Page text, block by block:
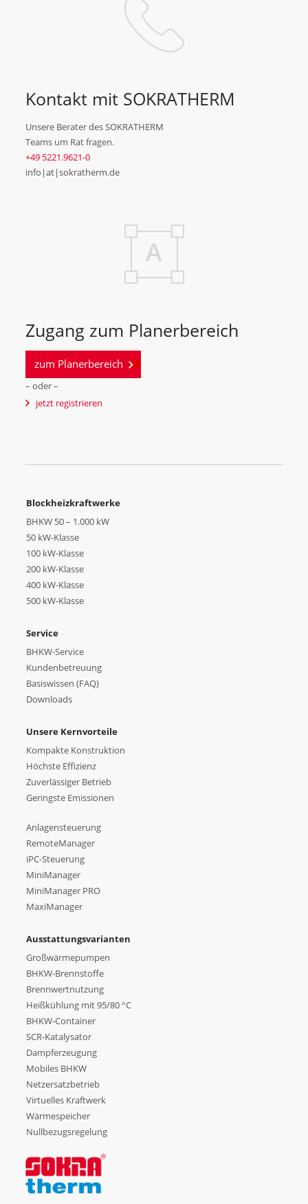
Kontakt mit SOKRATHERM
Unsere Berater des SOKRATHERM
Teams um Rat fragen.
+49 5221.9621-0
info|at|sokratherm.de
Zugang zum Planerbereich
zum Planerbereich
– oder –
jetzt registrieren
Blockheizkraftwerke
BHKW 50 – 1.000 kW
50 kW-Klasse
100 kW-Klasse
200 kW-Klasse
400 kW-Klasse
500 kW-Klasse
Service
BHKW-Service
Kundenbetreuung
Basiswissen (FAQ)
Downloads
Unsere Kernvorteile
Kompakte Konstruktion
Höchste Effizienz
Zuverlässiger Betrieb
Geringste Emissionen
Anlagensteuerung
RemoteManager
iPC-Steuerung
MiniManager
MiniManager PRO
MaxiManager
Ausstattungsvarianten
Großwärmepumpen
BHKW-Brennstoffe
Brennwertnutzung
Heißkühlung mit 95/80 °C
BHKW-Container
SCR-Katalysator
Dampferzeugung
Mobiles BHKW
Netzersatzbetrieb
Virtuelles Kraftwerk
Wärmespeicher
Nullbezugsregelung